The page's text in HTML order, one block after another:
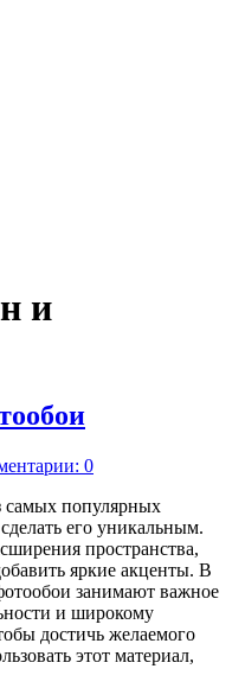
и
0
самых популярных
его уникальным.
пространства,
яркие акценты. В
занимают важное
и широкому
достичь желаемого
этот материал,